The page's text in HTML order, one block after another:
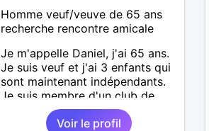
Homme veuf/veuve de 65 ans
recherche rencontre amicale
Je m'appelle Daniel, j'ai 65 ans.
Je suis veuf et j'ai 3 enfants qui
sont maintenant indépendants.
Je suis membre d'un club de
palets vendéen.
Voir le profil